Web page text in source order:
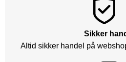
Sikker
Altid sikker handel på